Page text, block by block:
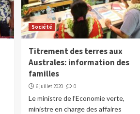
Société
Titrement des terres aux
Australes: information des
familles
6 juillet 2020 0
Le ministre de l’Economie verte,
ministre en charge des affaires